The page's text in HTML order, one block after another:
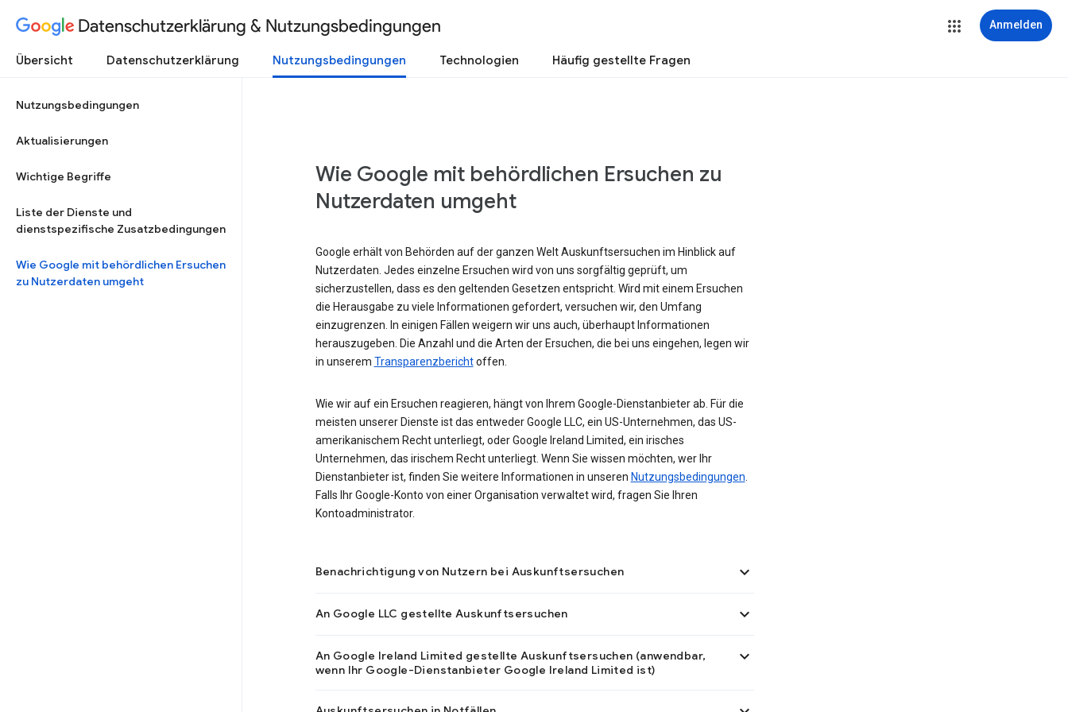
Datenschutzerklärung & Nutzungsbedingungen Anmelden
Übersicht Datenschutzerklärung Nutzungsbedingungen Technologien Häufig gestellte Fragen
Nutzungsbedingungen
Aktualisierungen
Wichtige Begriffe
Liste der Dienste und
dienstspezifische Zusatzbedingungen
Wie Google mit behördlichen Ersuchen
zu Nutzerdaten umgeht
Wie Google mit behördlichen Ersuchen zu
Nutzerdaten umgeht
Google erhält von Behörden auf der ganzen Welt Auskunftsersuchen im Hinblick auf
Nutzerdaten. Jedes einzelne Ersuchen wird von uns sorgfältig geprüft, um
sicherzustellen, dass es den geltenden Gesetzen entspricht. Wird mit einem Ersuchen
die Herausgabe zu viele Informationen gefordert, versuchen wir, den Umfang
einzugrenzen. In einigen Fällen weigern wir uns auch, überhaupt Informationen
herauszugeben. Die Anzahl und die Arten der Ersuchen, die bei uns eingehen, legen wir
in unserem Transparenzberichtoffen.
Wie wir auf ein Ersuchen reagieren, hängt von Ihrem Google-Dienstanbieter ab. Für die
meisten unserer Dienste ist das entweder Google LLC, ein US-Unternehmen, das US-
amerikanischem Recht unterliegt, oder Google Ireland Limited, ein irisches
Unternehmen, das irischem Recht unterliegt. Wenn Sie wissen möchten, wer Ihr
Dienstanbieter ist, finden Sie weitere Informationen in unseren Nutzungsbedingungen
Falls Ihr Google-Konto von einer Organisation verwaltet wird, fragen Sie Ihren
Kontoadministrator.
Benachrichtigung von Nutzern bei Auskunftsersuchen 
An Google LLC gestellte Auskunftsersuchen 
An Google Ireland Limited gestellte Auskunftsersuchen (anwendbar,
wenn Ihr Google-Dienstanbieter Google Ireland Limited ist)
